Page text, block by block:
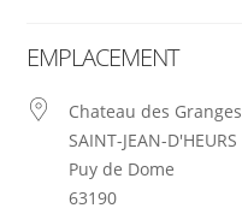
EMPLACEMENT
Chateau des Granges
SAINT-JEAN-D'HEURS
Puy de Dome
63190